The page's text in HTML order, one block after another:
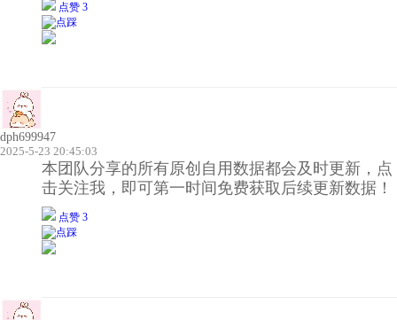
点赞 3
dph699947
2025-5-23 20:45:03
本团队分享的所有原创自用数据都会及时更新，点
击关注我，即可第一时间免费获取后续更新数据！
点赞 3